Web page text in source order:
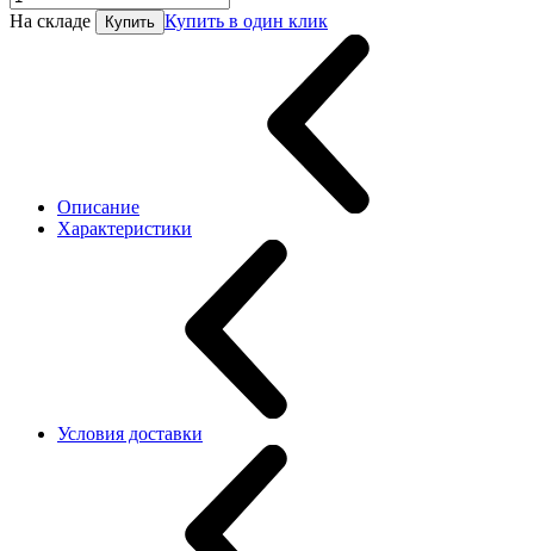
На складе Купить Купить в один клик
Описание
Характеристики
Условия доставки